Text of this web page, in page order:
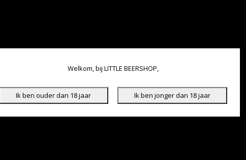
Welkom, bij LITTLE BEERSHOP,